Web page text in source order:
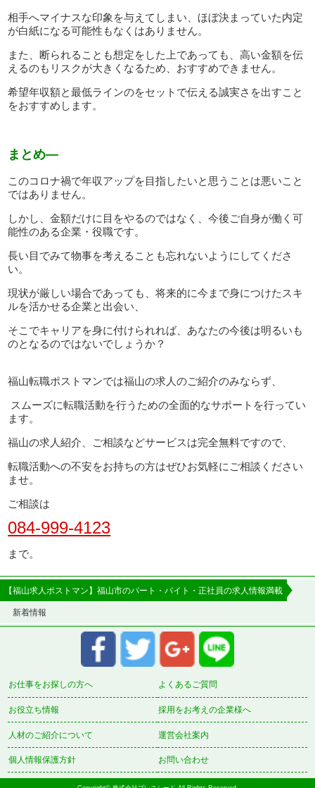
相手へマイナスな印象を与えてしまい、ほぼ決まっていた内定
が白紙になる可能性もなくはありません。
また、断られることも想定をした上であっても、高い金額を伝
えるのもリスクが大きくなるため、おすすめできません。
希望年収額と最低ラインのをセットで伝える誠実さを出すこと
をおすすめします。
まとめ―
このコロナ禍で年収アップを目指したいと思うことは悪いこと
ではありません。
しかし、金額だけに目をやるのではなく、今後ご自身が働く可
能性のある企業・役職です。
長い目でみて物事を考えることも忘れないようにしてくださ
い。
現状が厳しい場合であっても、将来的に今まで身につけたスキ
ルを活かせる企業と出会い、
そこでキャリアを身に付けられれば、あなたの今後は明るいも
のとなるのではないでしょうか？
福山転職ポストマンでは福山の求人のご紹介のみならず、
スムーズに転職活動を行うための全面的なサポートを行ってい
ます。
福山の求人紹介、ご相談などサービスは完全無料ですので、
転職活動への不安をお持ちの方はぜひお気軽にご相談ください
ませ。
ご相談は
084-999-4123
まで。
【福山求人ポストマン】福山市のパート・バイト・正社員の求人情報満載
新着情報
お仕事をお探しの方へ よくあるご質問
お役立ち情報 採用をお考えの企業様へ
人材のご紹介について 運営会社案内
個人情報保護方針 お問い合わせ